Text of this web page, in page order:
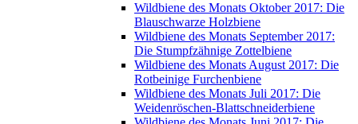
Wildbiene des Monats Oktober 2017: Die
Blauschwarze Holzbiene
Wildbiene des Monats September 2017:
Die Stumpfzähnige Zottelbiene
Wildbiene des Monats August 2017: Die
Rotbeinige Furchenbiene
Wildbiene des Monats Juli 2017: Die
Weidenröschen-Blattschneiderbiene